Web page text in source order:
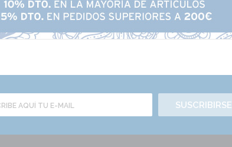
SUSCRIBIRSE